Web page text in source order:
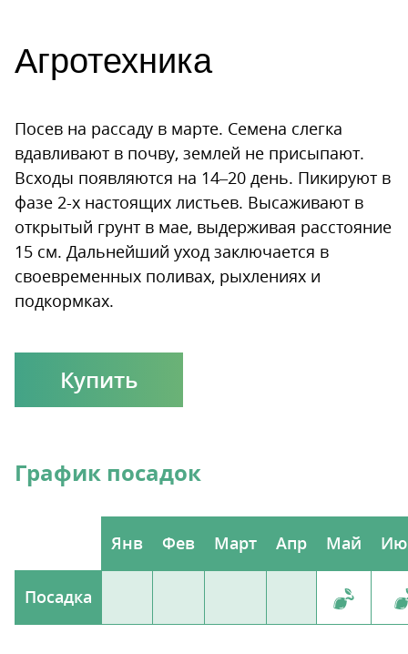
Агротехника
Посев на рассаду в марте. Семена слегка
вдавливают в почву, землей не присыпают.
Всходы появляются на 14–20 день. Пикируют в
фазе 2-х настоящих листьев. Высаживают в
открытый грунт в мае, выдерживая расстояние
15 см. Дальнейший уход заключается в
своевременных поливах, рыхлениях и
подкормках.
Купить
График посадок
Янв Фев Март Апр Май
Посадка